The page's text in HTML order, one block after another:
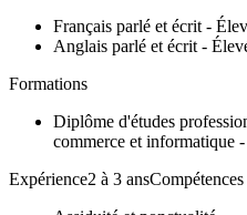
Français parlé et écrit -
Anglais parlé et écrit -
Formations
Diplôme d'études
commerce et informatique
Expérience2 à 3 ansCompétences